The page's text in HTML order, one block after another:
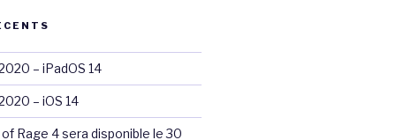
– iPadOS 14
– iOS 14
Rage 4 sera disponible le 30